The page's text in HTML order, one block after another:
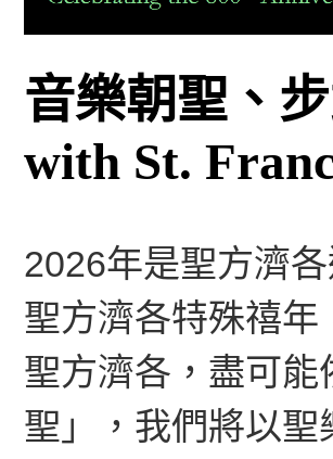
音樂朝聖、
with St.
2026年是聖方濟
聖方濟各特殊禧
聖方濟各，盡可
聖」，我們將以